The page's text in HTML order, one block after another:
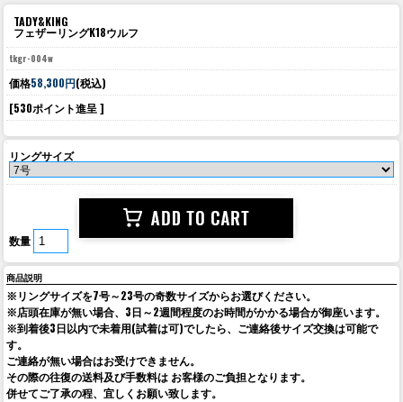
TADY&KING
フェザーリングK18ウルフ
tkgr-004w
価格58,300円(税込)
[530ポイント進呈 ]
リングサイズ
数量
商品説明
※リングサイズを7号～23号の奇数サイズからお選びください。
※店頭在庫が無い場合、3日～2週間程度のお時間がかかる場合が御座います。
※到着後3日以内で未着用(試着は可)でしたら、ご連絡後サイズ交換は可能で
す。
ご連絡が無い場合はお受けできません。
その際の往復の送料及び手数料は お客様のご負担となります。
併せてご了承の程、宜しくお願い致します。